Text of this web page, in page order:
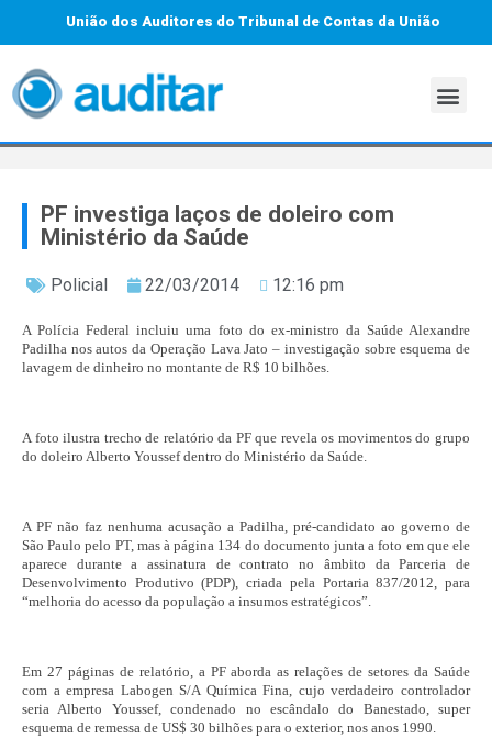
União dos Auditores do Tribunal de Contas da União
PF investiga laços de doleiro com
Ministério da Saúde
Policial 22/03/2014 12:16 pm
A Polícia Federal incluiu uma foto do ex-ministro da Saúde Alexandre
Padilha nos autos da Operação Lava Jato – investigação sobre esquema de
lavagem de dinheiro no montante de R$ 10 bilhões.
A foto ilustra trecho de relatório da PF que revela os movimentos do grupo
do doleiro Alberto Youssef dentro do Ministério da Saúde.
A PF não faz nenhuma acusação a Padilha, pré-candidato ao governo de
São Paulo pelo PT, mas à página 134 do documento junta a foto em que ele
aparece durante a assinatura de contrato no âmbito da Parceria de
Desenvolvimento Produtivo (PDP), criada pela Portaria 837/2012, para
“melhoria do acesso da população a insumos estratégicos”.
Em 27 páginas de relatório, a PF aborda as relações de setores da Saúde
com a empresa Labogen S/A Química Fina, cujo verdadeiro controlador
seria Alberto Youssef, condenado no escândalo do Banestado, super
esquema de remessa de US$ 30 bilhões para o exterior, nos anos 1990.